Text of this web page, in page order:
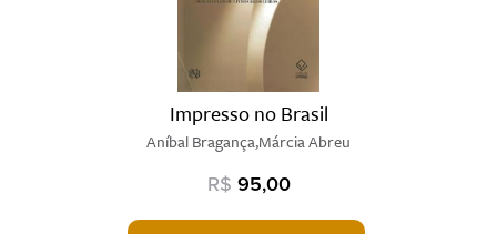
Impresso no Brasil
Aníbal Bragança,Márcia Abreu
R$ 95,00